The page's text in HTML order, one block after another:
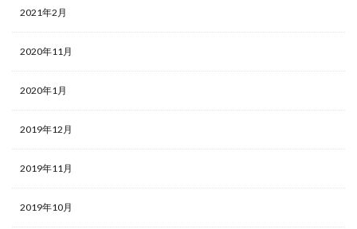
2021年2月
2020年11月
2020年1月
2019年12月
2019年11月
2019年10月